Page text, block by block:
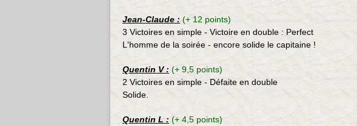
Jean-Claude : (+ 12 points)
3 Victoires en simple - Victoire en double : Perfect
L'homme de la soirée - encore solide le capitaine !
Quentin V : (+ 9,5 points)
2 Victoires en simple - Défaite en double
Solide.
Quentin L : (+ 4,5 points)